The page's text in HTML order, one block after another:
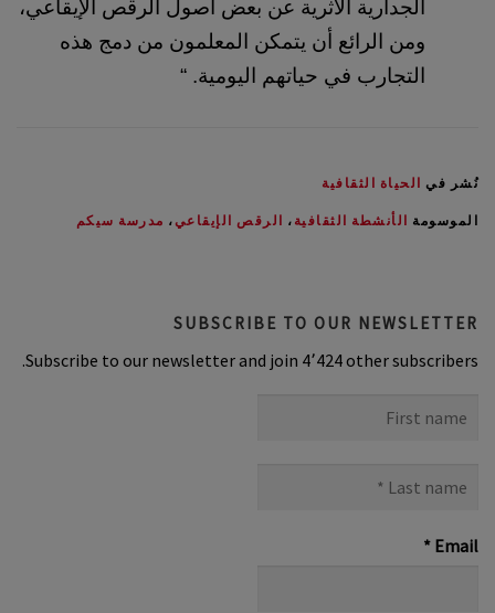
التجارب في حياتهم اليومية. “
نُشر في الحياة الثقافية
الموسومة الأنشطة الثقافية ، الرقص الإيقاعي ، مدرسة سيكم
SUBSCRIBE TO OUR NEWSLETTER
Subscribe to our newsletter and join 4٬424 other subscribers.
name
name
Email
*